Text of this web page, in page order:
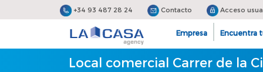
+34 93 487 28 24 Contacto Acceso
Empresa Encuentra
Local comercial Carrer de la